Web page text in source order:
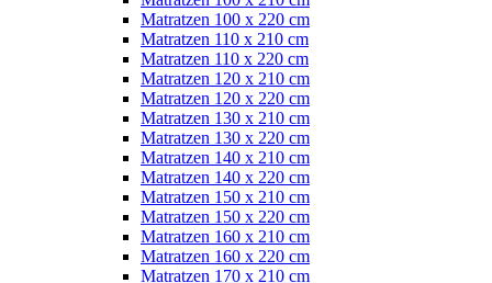
Matratzen 100 x 220 cm
Matratzen 110 x 210 cm
Matratzen 110 x 220 cm
Matratzen 120 x 210 cm
Matratzen 120 x 220 cm
Matratzen 130 x 210 cm
Matratzen 130 x 220 cm
Matratzen 140 x 210 cm
Matratzen 140 x 220 cm
Matratzen 150 x 210 cm
Matratzen 150 x 220 cm
Matratzen 160 x 210 cm
Matratzen 160 x 220 cm
Matratzen 170 x 210 cm